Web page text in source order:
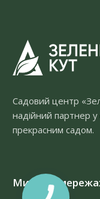
Садовий центр
надійний партнер у
прекрасним садом.
Ми у